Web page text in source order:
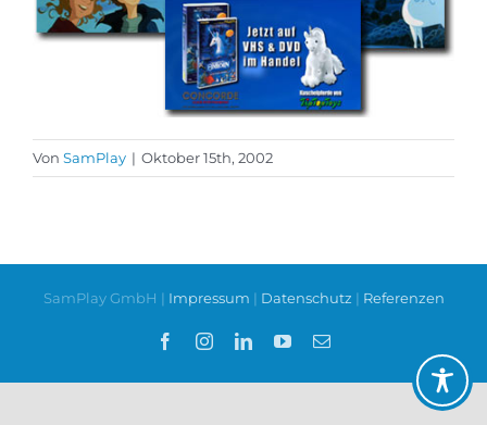
Von SamPlay | Oktober 15th, 2002
SamPlay GmbH | Impressum | Datenschutz | Referenzen
FacebookInstagramLinkedInYouTube
E-